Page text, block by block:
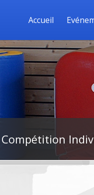
Accueil
Compétition